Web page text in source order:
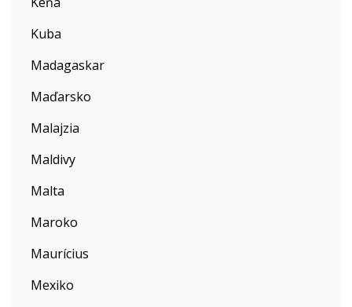
Kuba
Madagaskar
Maďarsko
Malajzia
Maldivy
Malta
Maroko
Maurícius
Mexiko